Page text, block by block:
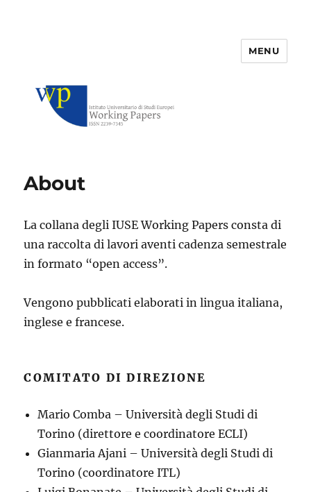
MENU
About
La collana degli IUSE Working Papers consta di
una raccolta di lavori aventi cadenza semestrale
in formato “open access”.
Vengono pubblicati elaborati in lingua italiana,
inglese e francese.
COMITATO DI DIREZIONE
Mario Comba – Università degli Studi di
Torino (direttore e coordinatore ECLI)
Gianmaria Ajani – Università degli Studi di
Torino (coordinatore ITL)